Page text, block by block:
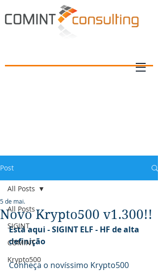
Post
All Posts
SIGINT
COMINT
Krypto500
All Posts
Novo Krypto500 v1.300!!
5 de mai.
Está aqui - SIGINT ELF - HF de alta
definição
Conheça o novíssimo Krypto500